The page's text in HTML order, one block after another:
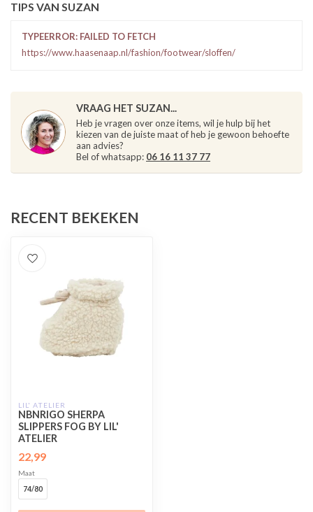
TIPS VAN SUZAN
TYPEERROR: FAILED TO FETCH
https://www.haasenaap.nl/fashion/footwear/sloffen/
VRAAG HET SUZAN...
Heb je vragen over onze items, wil je hulp bij het
kiezen van de juiste maat of heb je gewoon behoefte
aan advies?
Bel of whatsapp: 06 16 11 37 77
RECENT BEKEKEN
LIL' ATELIER
NBNRIGO SHERPA
SLIPPERS FOG BY LIL'
ATELIER
22,99
Maat
74/80